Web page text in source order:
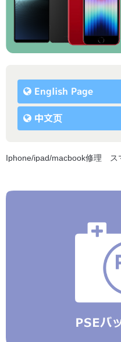
English Page
中文页
Iphone/ipad/macbook修理 ス